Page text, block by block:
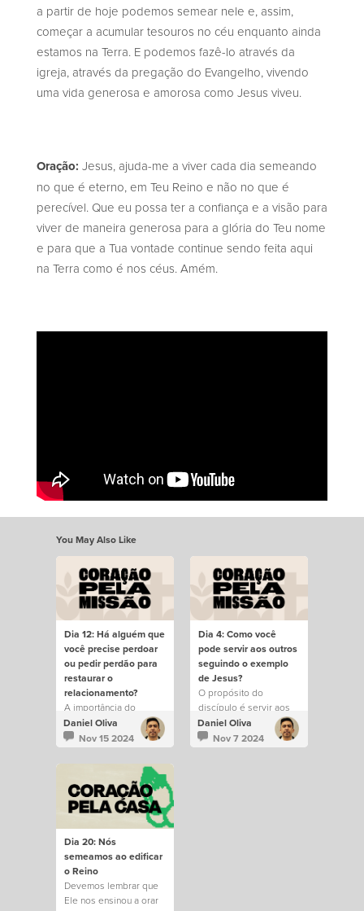
a partir de hoje podemos semear nele e, assim,
começar a acumular tesouros no céu enquanto ainda
estamos na Terra. E podemos fazê-lo através da
igreja, através da pregação do Evangelho, vivendo
uma vida generosa e amorosa como Jesus viveu.
Oração: Jesus, ajuda-me a viver cada dia semeando
no que é eterno, em Teu Reino e não no que é
perecível. Que eu possa ter a confiança e a visão para
viver de maneira generosa para a glória do Teu nome
e para que a Tua vontade continue sendo feita aqui
na Terra como é nos céus. Amém.
You May Also Like
Dia 12: Há alguém que
você precise perdoar
ou pedir perdão para
restaurar o
relacionamento?
A importância do
perdão na comunidade.
Daniel Oliva
Nov 15 2024
Dia 4: Como você
pode servir aos outros
seguindo o exemplo
de Jesus?
O propósito do
discípulo é servir aos
outros.
Daniel Oliva
Nov 7 2024
Dia 20: Nós
semeamos ao edificar
o Reino
Devemos lembrar que
Ele nos ensinou a orar